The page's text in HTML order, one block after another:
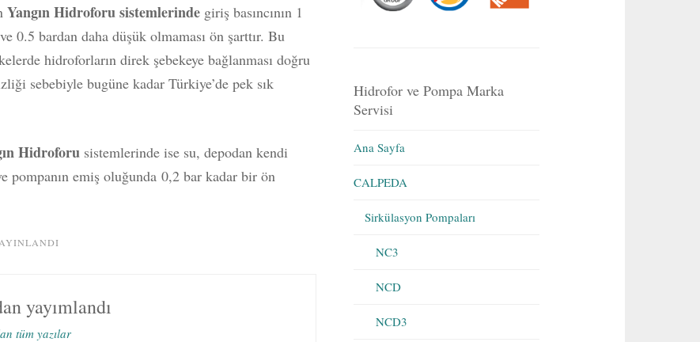
Yangın Hidroforu sistemlerindegiriş basıncının 1
0.5 bardan daha düşük olmaması ön şarttır. Bu
hidroforların direk şebekeye bağlanması doğru
sebebiyle bugüne kadar Türkiye’de pek sık
Hidroforu sistemlerinde ise su, depodan kendi
pompanın emiş oluğunda 0,2 bar kadar bir ön
yayımlandı
tüm yazılar
Hidrofor ve Pompa Marka
Servisi
Ana Sayfa
CALPEDA
Sirkülasyon Pompaları
NC3
NCD
NCD3